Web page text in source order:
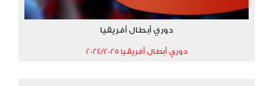
دوري أبطال أفريقيا
دوري أبطال أفريقيا 2024/2025